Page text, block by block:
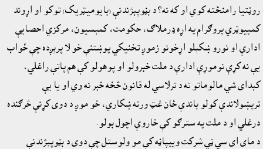
روڼتيا رامنځته کوي او که نه؟ د بڼوپېژندنې (بايوميټريک) توکو او اړوند
کمپيوټري پروګرام په اړه ډرملاګ، حکومت، کمېسيون، مرکزي احصايې
ادارې او نورو ښکېلو اړخونو زموږ تخنيکي پوښتنې خو لا پرېږده چې ځواب
يې نه کړې نوموړې ادارې د ملت خبرولو او پوهولو کې هم پاتې راغلي،
کېداى شي مالوماتو ته د ترلاسي له قانون څخه خبر نه وي او يا يې
ترپښولاندې کولو باندې ځان غټ ورته ښکاري، خو موږ د دوى کړنې څرګنده
درغلي او د ملت په سترګو کې خاروې اچول بولو.
د ماى اى سي ټي شرکت ويبپاڼه کې مو ولوستل چې دوى د بڼوپېژندنې